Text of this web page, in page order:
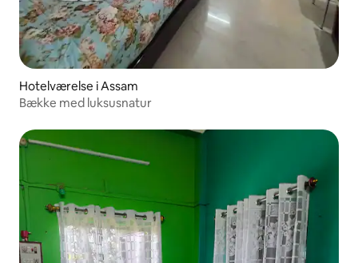
Hotelværelse i Assam
Bække med luksusnatur